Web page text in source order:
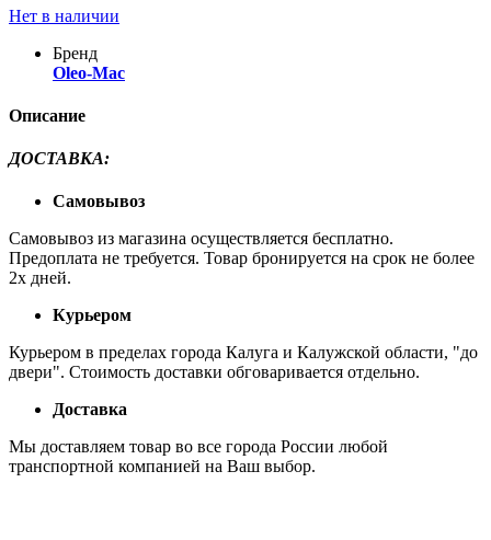
Нет в наличии
Бренд
Oleo-Mac
Описание
ДОСТАВКА:
Самовывоз
Самовывоз из магазина осуществляется бесплатно.
Предоплата не требуется. Товар бронируется на срок не более
2х дней.
Курьером
Курьером в пределах города Калуга и Калужской области, "до
двери". Стоимость доставки обговаривается отдельно.
Доставка
Мы доставляем товар во все города России любой
транспортной компанией на Ваш выбор.